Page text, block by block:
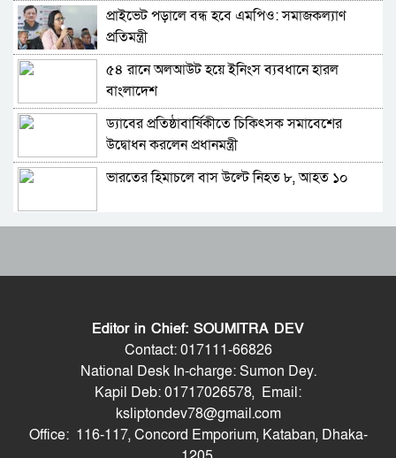
র‍্যাব বিলুপ্ত করে আনা হচ্ছে নতুন বাহিনী
ভারত সফরের সিদ্ধান্ত প্রধানমন্ত্রী নেবেন: পররাষ্ট্র
প্রতিমন্ত্রী
সচিব পদে পদোন্নতি পেলেন জেসমিন নাহার
পুলিশের ৭ কর্মকর্তাকে বদলি
শেখ হাসিনাকে কথা বলতে দেওয়া দুই দেশের
সম্পর্কের জন্য ক্ষতিকর: পররাষ্ট্র মন্ত্রণালয়
ভিডিও ডকুমেন্টারি প্রদর্শনের পর ‘ভুয়া’ স্লোগান, জুলাই
যোদ্ধা ও শহিদ পরিবারের সংবর্ধনা অনুষ্ঠানে হট্টগোল
প্রাইভেট পড়ালে বন্ধ হবে এমপিও: সমাজকল্যাণ
প্রতিমন্ত্রী
৫৪ রানে অলআউট হয়ে ইনিংস ব্যবধানে হারল
বাংলাদেশ
ড্যাবের প্রতিষ্ঠাবার্ষিকীতে চিকিৎসক সমাবেশের
উদ্বোধন করলেন প্রধানমন্ত্রী
ভারতের হিমাচলে বাস উল্টে নিহত ৮, আহত ১০
ট্রাম্পের ‘অবৈধ ইরান যুদ্ধ’ বন্ধে মার্কিন সিনেটরদের
বিশ্বকাপে মেসিকে হত্যার হুমকি, ফাঁস হলো ভয়ংকর
সিলেট মিউজিক অ্যাসোসিয়েশন ২১ সদস্যবিশিষ্ট
প্রতিষ্ঠাকালীন কমিটি ঘোষণা
বাঘা পৌরসভায় রাস্তা ও ড্রেনের কাজের ভিত্তিপ্রস্তর
Editor in Chief: SOUMITRA DEV
Contact: 017111-66826
National Desk In-charge: Sumon Dey.
Kapil Deb: 01717026578, Email:
ksliptondev78@gmail.com
Office: 116-117, Concord Emporium, Kataban, Dhaka-